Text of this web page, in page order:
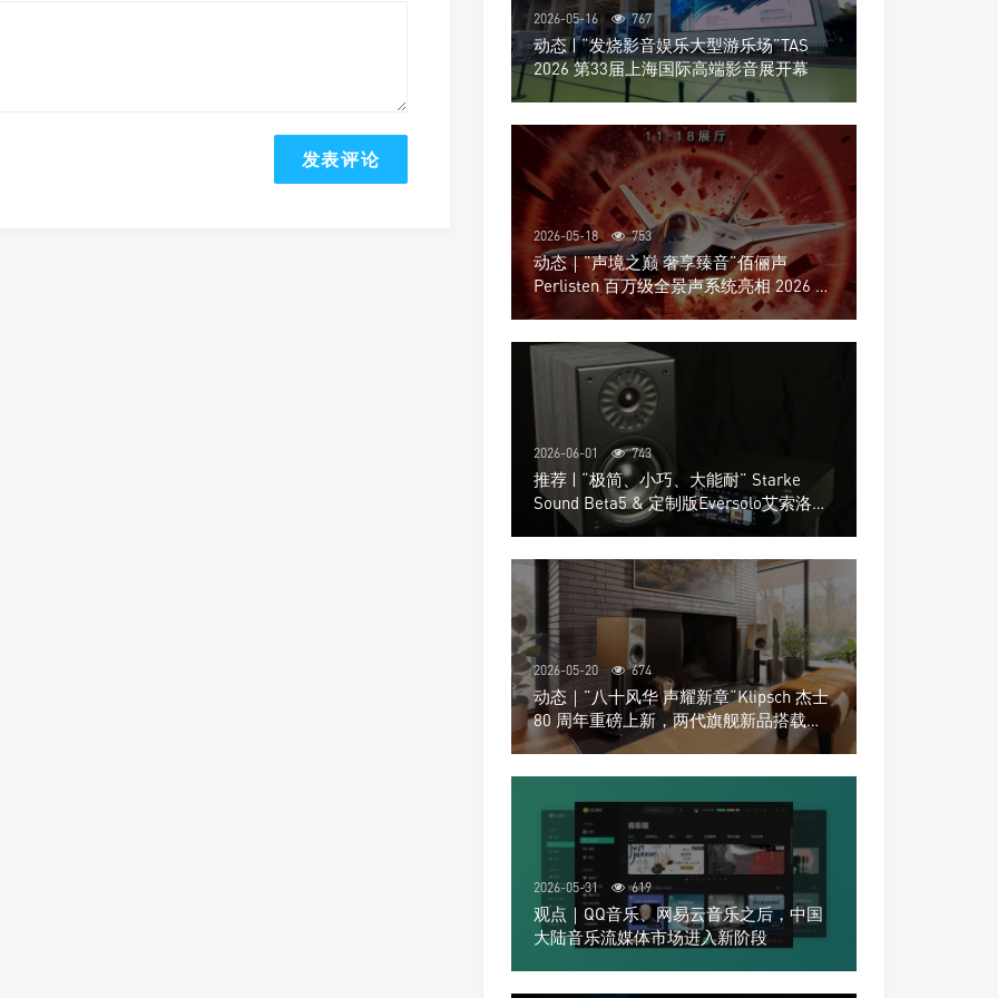
2026-05-16 767
动态 | “发烧影音娱乐大型游乐场”TAS
2026 第33届上海国际高端影音展开幕
2026-05-18 753
动态｜”声境之巅 奢享臻音”佰俪声
Perlisten 百万级全景声系统亮相 2026 北
京国际音响展
2026-06-01 743
推荐 | “极简、小巧、大能耐” Starke
Sound Beta5 & 定制版Eversolo艾索洛
Play音响组合
2026-05-20 674
动态｜”八十风华 声耀新章“Klipsch 杰士
80 周年重磅上新，两代旗舰新品搭载硬
核配置音质再升级
2026-05-31 619
观点｜QQ音乐、网易云音乐之后，中国
大陆音乐流媒体市场进入新阶段